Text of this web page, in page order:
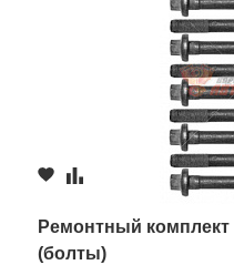
Комментарий
Ремонтный
(болты)